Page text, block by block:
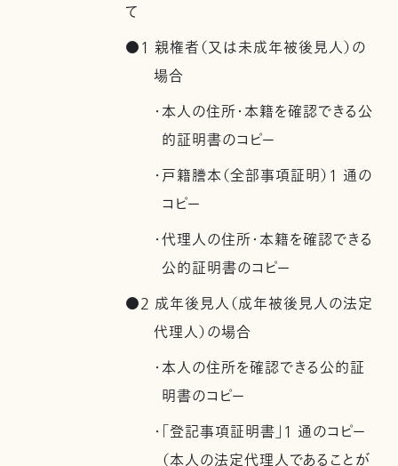
て
●1 親権者（又は未成年被後見人）の
場合
・本人の住所・本籍を確認できる公
的証明書のコピー
・戸籍謄本（全部事項証明）1 通の
コピー
・代理人の住所・本籍を確認できる
公的証明書のコピー
●2 成年後見人（成年被後見人の法定
代理人）の場合
・本人の住所を確認できる公的証
明書のコピー
・「登記事項証明書」1 通のコピー
（本人の法定代理人であることが